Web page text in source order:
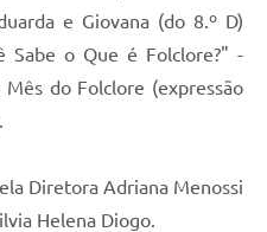
e Giovana (do 8.º D)
Sabe o Que é Folclore?" -
do Folclore (expressão
Diretora Adriana Menossi
Helena Diogo.